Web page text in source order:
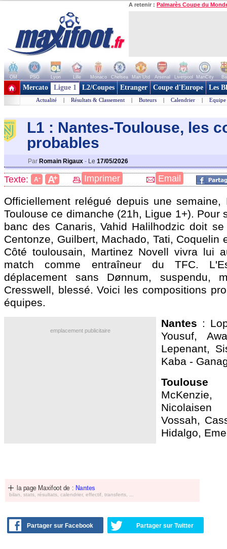
A retenir : Palmarès Coupe du
OM PSG Lyon Lille Monaco Chelsea Man Utd Arsenal Liverpool ManCity
+ de clubs
Mercato Ligue 1 L2/Coupes Etranger Coupe d'Europe Les
Actualité | Résultats & Classement | Buteurs | Calendrier | Equipe
L1 : Nantes-Toulouse, les
probables
Par Romain Rigaux - Le 17/05/2026
Texte: A- A+ Imprimer Email
Officiellement relégué depuis une semaine,
Toulouse ce dimanche (21h, Ligue 1+). Pour
banc des Canaris, Vahid Halilhodzic doit
Centonze, Guilbert, Machado, Tati, Coquelin
Côté toulousain, Martinez Novell vivra lui
match comme entraîneur du TFC.
déplacement sans Dønnum, suspendu,
Cresswell, blessé. Voici les compositions
équipes.
emplacement publicitaire
Nantes :
Yousuf,
Lepenant,
Kaba -
Toulouse
Vossah,
Hidalgo,
la page Maxifoot de : Nantes
bilan, stats, résultats, calendrier, effectif, transferts, ...
Partager sur Facebook Partager sur Twitter